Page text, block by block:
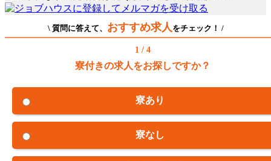
\ 質問に答えて、 おすすめ求人をチェック！ /
1 / 4
寮付きの求人をお探しですか？
寮あり
寮なし